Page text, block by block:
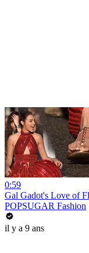
0:59
Gal Gadot's Love of
POPSUGAR Fashion
il y a 9 ans